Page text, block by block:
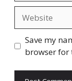
Save my
browser for